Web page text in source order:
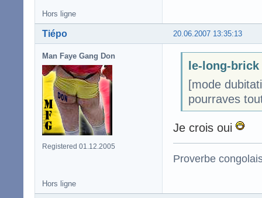
Hors ligne
20.06.2007 13:35:13
Tiépo
Man Faye Gang Don
Registered 01.12.2005
le-long-brick
[mode
pourraves
Je crois oui
Proverbe
Hors ligne